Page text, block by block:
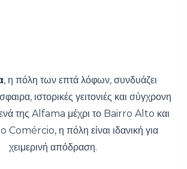
, η πόλη των επτά λόφων, συνδυάζει
ιστορικές γειτονιές και σύγχρονη
της Alfama μέχρι το Bairro Alto και
Comércio, η πόλη είναι ιδανική για
χειμερινή απόδραση.